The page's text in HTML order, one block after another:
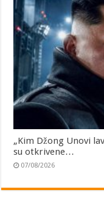
„Kim Džong Unovi
su otkrivene…
07/08/2026